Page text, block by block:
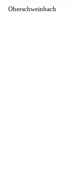
Oberschweinbach